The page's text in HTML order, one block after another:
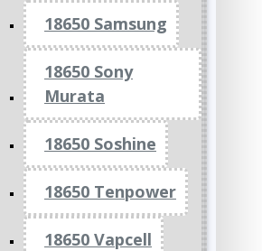
18650 Samsung
18650 Sony
Murata
18650 Soshine
18650 Tenpower
18650 Vapcell